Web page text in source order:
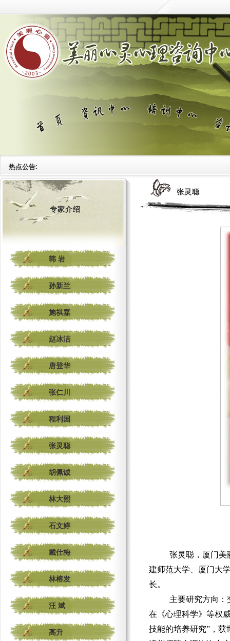
热点公告:
专家介绍
韩 岩
孙新兰
施祺嘉
赵冰洁
唐登华
张仁川
程利国
张灵聪
胡佩诚
林大熙
石文婷
戴仕梅
林榕发
汪 斌
高升
张灵聪
张灵聪， 厦门美
建师范大学、厦门大
长。
主要研究方向：
在《心理科学》等权
技能的培养研究” ，